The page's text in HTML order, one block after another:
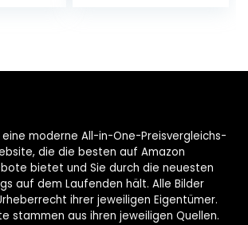
Oszillierer | 6-teilig,
moderne All-in-One-Preisvergleichs-
die die besten auf Amazon
bietet und Sie durch die neuesten
auf dem Laufenden hält. Alle Bilder
ihrer jeweiligen Eigentümer.
stammen aus ihren jeweiligen Quellen.